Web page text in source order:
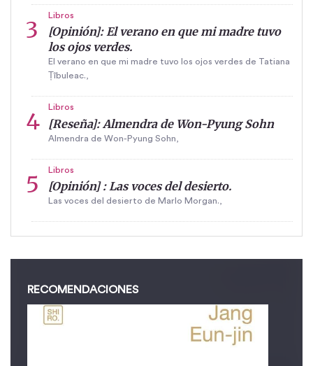
Libros
[Opinión]: El verano en que mi madre tuvo
los ojos verdes.
El verano en que mi madre tuvo los ojos verdes de Tatiana
Țîbuleac.,
Libros
[Reseña]: Almendra de Won-Pyung Sohn
Almendra de Won-Pyung Sohn,
Libros
[Opinión] : Las voces del desierto.
Las voces del desierto de Marlo Morgan.,
RECOMENDACIONES